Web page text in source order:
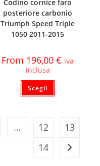
Codino cornice faro
posteriore carbonio
Triumph Speed Triple
1050 2011-2015
From 196,00€ iva
inclusa
Scegli
… 12
13
14